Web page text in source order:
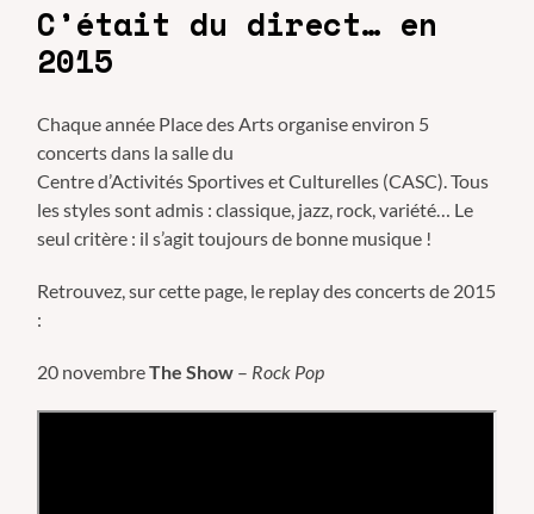
C’était du direct… en
2015
Chaque année Place des Arts organise environ 5
concerts dans la salle du
Centre d’Activités Sportives et Culturelles (CASC). Tous
les styles sont admis : classique, jazz, rock, variété… Le
seul critère : il s’agit toujours de bonne musique !
Retrouvez, sur cette page, le replay des concerts de 2015
:
20 novembreThe Show – Rock Pop